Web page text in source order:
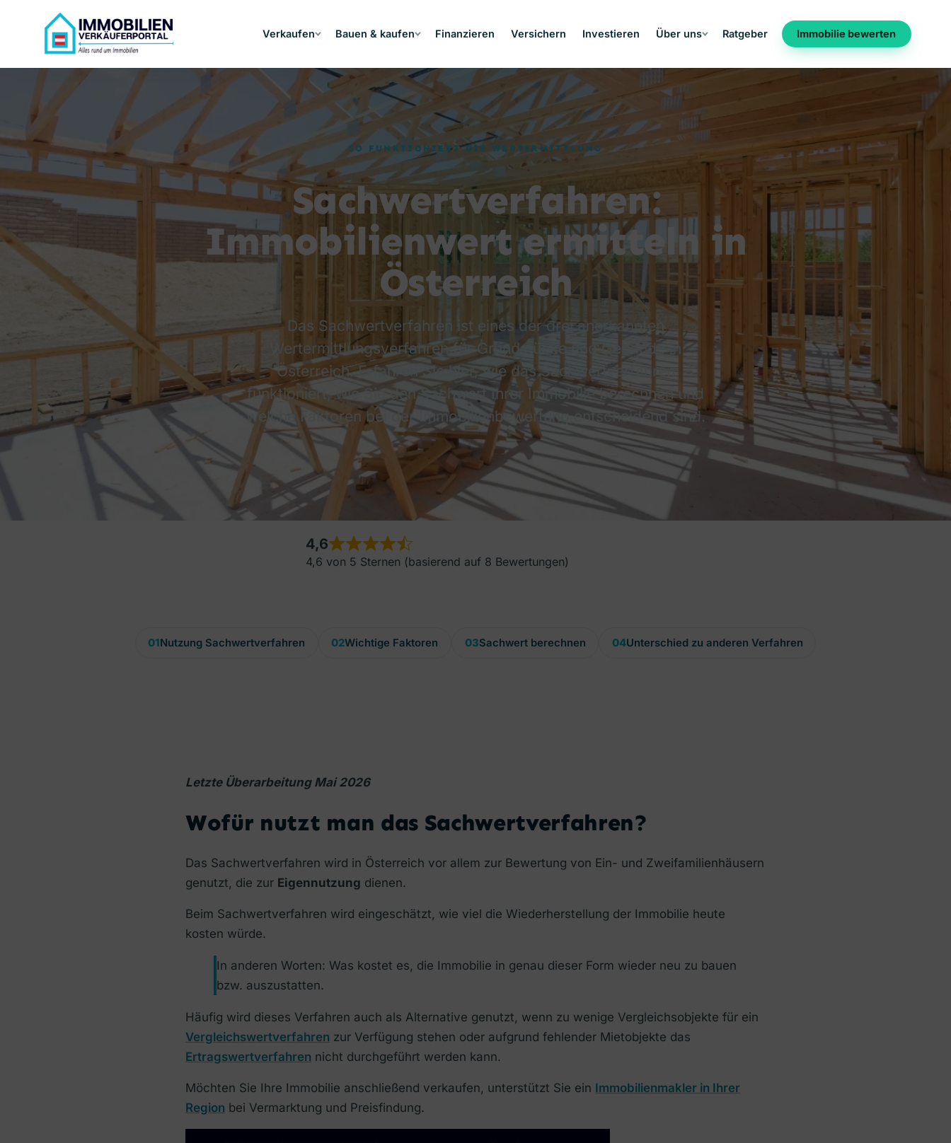
Verkaufen Bauen & kaufen Finanzieren Versichern Investieren Über uns Ratgeber Immobilie bewerten
SO FUNKTIONIERT DIE WERTERMITTLUNG
Sachwertverfahren:
Immobilienwert ermitteln in
Österreich
Das Sachwertverfahren ist eines der drei anerkannten
Wertermittlungsverfahren für Grundstücke und Gebäude in
Österreich. Erfahren Sie hier, wie das Sachwertverfahren
funktioniert, wie Sie den Sachwert Ihrer Immobilie berechnen und
welche Faktoren bei der Immobilienbewertung entscheidend sind.
4,6
4,6 von 5 Sternen (basierend auf 8 Bewertungen)
01Nutzung Sachwertverfahren 02Wichtige Faktoren 03Sachwert berechnen 04Unterschied zu anderen Verfahren
Letzte Überarbeitung Mai 2026
Wofür nutzt man das Sachwertverfahren?
Das Sachwertverfahren wird in Österreich vor allem zur Bewertung von Ein- und Zweifamilienhäusern
genutzt, die zur Eigennutzung dienen.
Beim Sachwertverfahren wird eingeschätzt, wie viel die Wiederherstellung der Immobilie heute
kosten würde.
In anderen Worten: Was kostet es, die Immobilie in genau dieser Form wieder neu zu bauen
bzw. auszustatten.
Häufig wird dieses Verfahren auch als Alternative genutzt, wenn zu wenige Vergleichsobjekte für ein
Vergleichswertverfahren zur Verfügung stehen oder aufgrund fehlender Mietobjekte das
Ertragswertverfahren nicht durchgeführt werden kann.
Möchten Sie Ihre Immobilie anschließend verkaufen, unterstützt Sie ein Immobilienmakler in Ihrer
Region bei Vermarktung und Preisfindung.